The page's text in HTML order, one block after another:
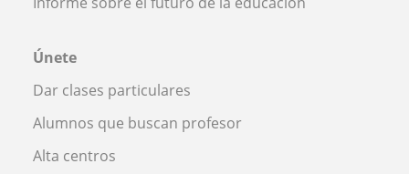
Únete
Dar clases particulares
Alumnos que buscan profesor
Alta centros